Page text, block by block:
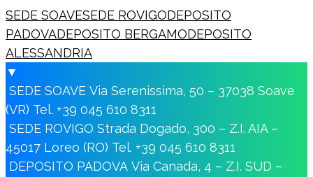
SEDE SOAVESEDE ROVIGODEPOSITO
PADOVADEPOSITO BERGAMODEPOSITO
ALESSANDRIA
▼
SEDE SOAVE Via Serenissima, 50 – 37038 Soave
(VR) Tel. +39 045 610 8311
SEDE ROVIGO Strada Dogado, 300 – Z.I. AIA –
45017 Loreo (RO) Tel. +39 045 610 8311
DEPOSITO PADOVA Via Canada, 4 – Z.I. SUD –